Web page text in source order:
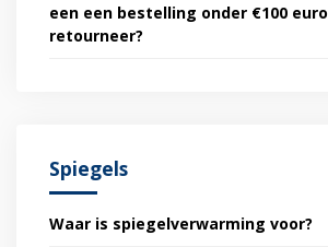
een een bestelling onder €100 euro
retourneer?
Spiegels
Waar is spiegelverwarming voor?